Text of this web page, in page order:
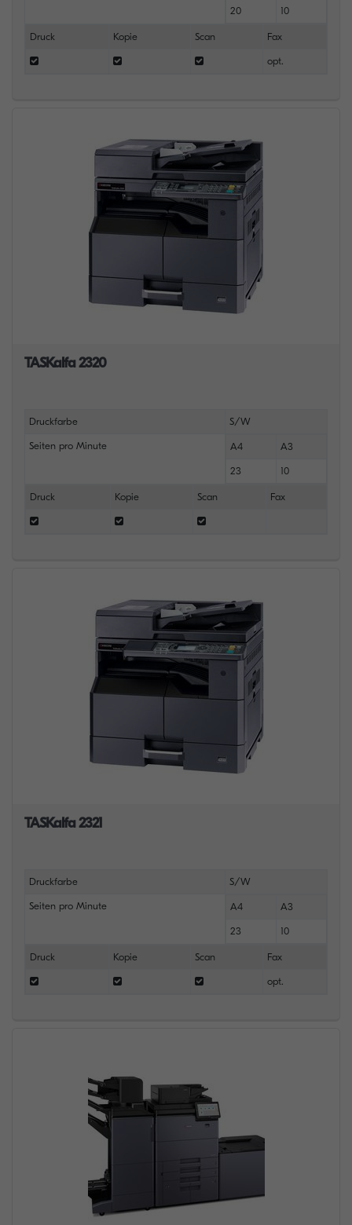
20 10
Druck Kopie Scan Fax
opt.
TASKalfa 2320
Druckfarbe S/W
Seiten pro Minute A4 A3
23 10
Druck Kopie Scan Fax
TASKalfa 2321
Druckfarbe S/W
Seiten pro Minute A4 A3
23 10
Druck Kopie Scan Fax
opt.